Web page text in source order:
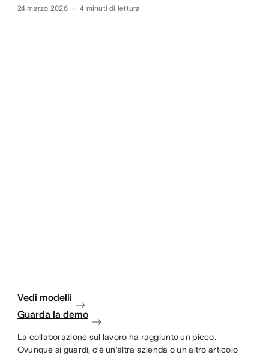
24 marzo 2026 4 minuti di lettura
Vedi modelli
Guarda la demo
La collaborazione sul lavoro ha raggiunto un picco.
Ovunque si guardi, c’è un’altra azienda o un altro articolo